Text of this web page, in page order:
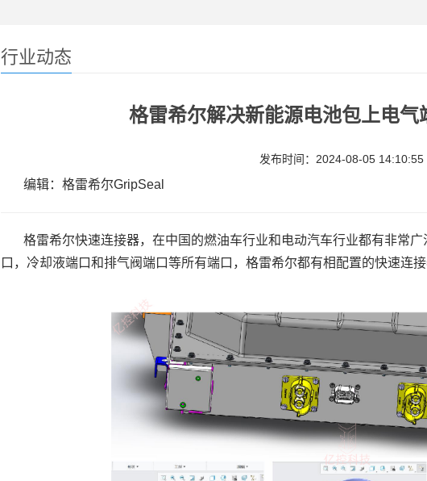
行业动态
格雷希尔解决新能源电池包上电气
发布时间：2024-08-05 14:10:55
编辑：格雷希尔GripSeal
格雷希尔快速连接器，在中国的燃油车行业和电动汽车行业都有非常
口，冷却液端口和排气阀端口等所有端口，格雷希尔都有相配置的快速连